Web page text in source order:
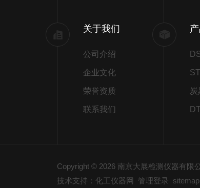
关于我们
公司介绍
企业文化
荣誉资质
联系我们
炭
Copyright © 2026 南京大展检测仪器有限
技术支持：化工仪器网
管理登录